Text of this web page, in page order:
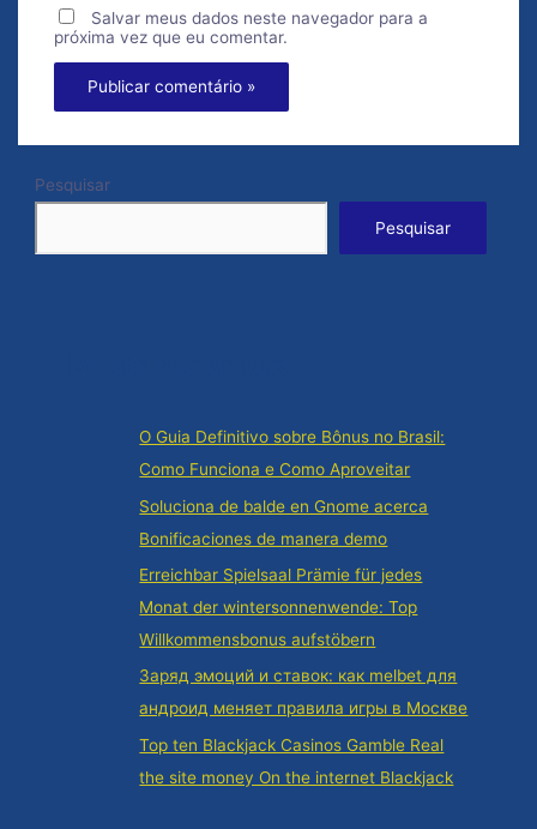
Salvar meus dados neste navegador para a
próxima vez que eu comentar.
Pesquisar
Pesquisar
O Guia Definitivo sobre Bônus no Brasil:
Como Funciona e Como Aproveitar
Soluciona de balde en Gnome acerca
Bonificaciones de manera demo
Erreichbar Spielsaal Prämie für jedes
Monat der wintersonnenwende: Top
Willkommensbonus aufstöbern
Заряд эмоций и ставок: как melbet для
андроид меняет правила игры в Москве
Top ten Blackjack Casinos Gamble Real
the site money On the internet Blackjack